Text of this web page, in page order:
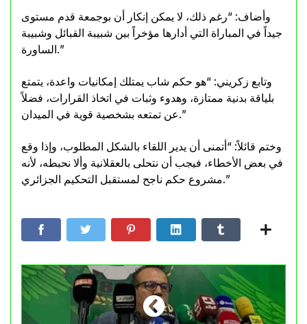
وأضاف: “رغم ذلك، لا يمكن إنكار أن بوجمعة قدم مستوى
جيداً في المباراة التي أدارها مؤخراً بين شبيبة القبائل وشبيبة
الساورة.”
وتابع زكريني: “هو حكم شاب يمتلك إمكانيات واعدة، يتمتع
بلياقة بدنية ممتازة، وهدوء وثبات في اتخاذ القرارات، فضلاً
عن تمتعه بشخصية قوية في الميدان.”
وختم قائلاً: “أتمنى أن يدير اللقاء بالشكل المطلوب، وإذا وقع
في بعض الأخطاء، فيجب أن نتحلى بالعقلانية وألا نحبطه، لأنه
مشروع حكم ناجح لمستقبل التحكيم الجزائري.”